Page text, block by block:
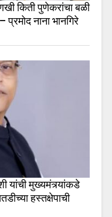
किती पुणेकरांचा बळी
प्रमोद नाना भानगिरे
यांची मुख्यमंत्र्यांकडे
हस्तक्षेपाची